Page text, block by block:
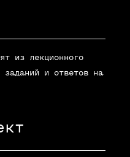
из лекционного
заданий и ответов на